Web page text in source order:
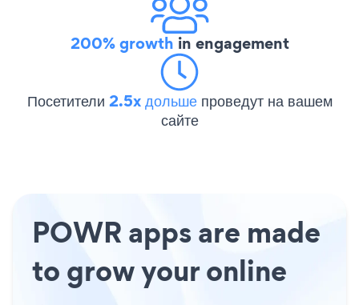
200% growth in engagement
Посетители 2.5x дольше проведут на вашем
сайте
POWR apps are made
to grow your online